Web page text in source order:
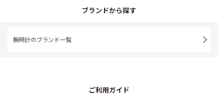
ブランドから探す
腕時計のブランド一覧
ご利用ガイド